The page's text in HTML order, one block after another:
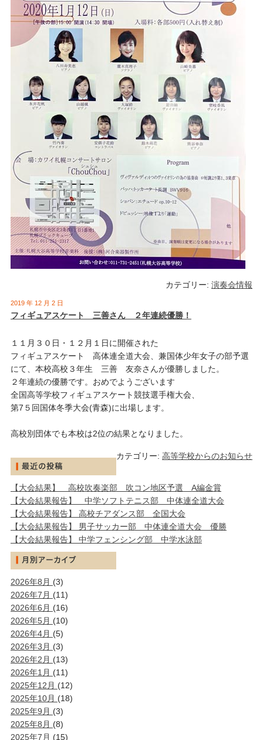
カテゴリー:演奏会情報
2019 年 12 月 2 日
フィギュアスケート 三善さん ２年連続優勝！
１１月３０日・１２月１日に開催された
フィギュアスケート 高体連全道大会、兼国体少年女子の部予選
にて、本校高校３年生 三善 友奈さんが優勝しました。
２年連続の優勝です。おめでようございます
全国高等学校フィギュアスケート競技選手権大会、
第7５回国体冬季大会(青森)に出場します。
高校別団体でも本校は2位の結果となりました。
カテゴリー:高等学校からのお知らせ
【大会結果】 高校吹奏楽部 吹コン地区予選 A編金賞
【大会結果報告】 中学ソフトテニス部 中体連全道大会
【大会結果報告】 高校チアダンス部 全国大会
【大会結果報告】 男子サッカー部 中体連全道大会 優勝
【大会結果報告】 中学フェンシング部 中学水泳部
2026年8月 (3)
2026年7月 (11)
2026年6月 (16)
2026年5月 (10)
2026年4月 (5)
2026年3月 (3)
2026年2月 (13)
2026年1月 (11)
2025年12月 (12)
2025年10月 (18)
2025年9月 (3)
2025年8月 (8)
2025年7月 (15)